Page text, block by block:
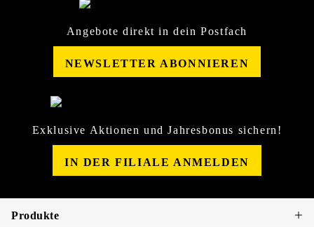
Angebote direkt in dein Postfach
NEWSLETTER ABONNIEREN
Exklusive Aktionen und Jahresbonus sichern!
IN DER FILIALE ANMELDEN
Produkte